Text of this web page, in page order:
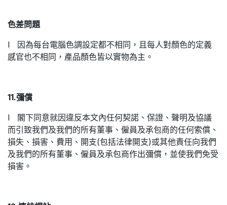
色差問題
l 因為每台電腦色調設定都不相同，且每人對顏色的定義
感官也不相同，產品顏色皆以實物為主。
11.彌償
l 閣下同意就因違反本文內任何契諾、保證、聲明及協議
而引致我們及我們的所有董事、僱員及承包商的任何索償、
損失、損害、費用、開支(包括法律開支)或其他責任向我們
及我們的所有董事、僱員及承包商作出彌償，並使我們免受
損害。